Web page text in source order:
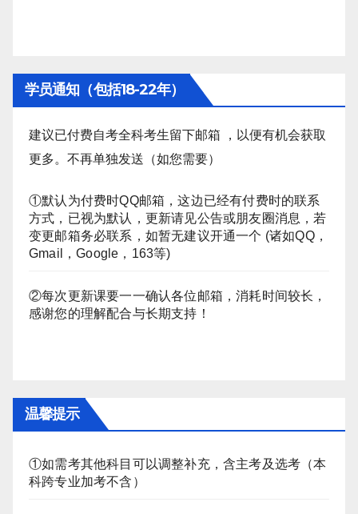
学员通知（包括18-22年）
建议已付费自考全科考生留下邮箱 ，以便有机会获取
更多。不再单独发送（如您需要）
①默认为付费时QQ邮箱，这边已经有付费时的联系
方式，已视为默认，更新请见公告或朋友圈消息，若
变更邮箱务必联系，如暂无建议开通一个 (诸如QQ，
Gmail，Google，163等)
②每次更新课要一一确认各位邮箱，消耗时间较长，
感谢您的理解配合与长期支持！
温馨提示
①如需考其他科目可以调整补充，含主考及选考（本
科跨专业加考不含）